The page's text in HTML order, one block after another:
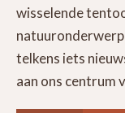
wisselende
telkens iets
aan ons centrum